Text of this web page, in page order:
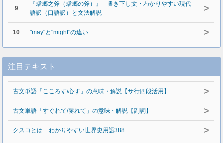
9
『蟷螂之斧（蟷螂の斧）』 書き下し文・わかりやすい現代
語訳（口語訳）と文法解説
>
10 "may"と"might"の違い >
注目テキスト
古文単語「こころす/心す」の意味・解説【サ行四段活用】 >
古文単語「すぐれて/勝れて」の意味・解説【副詞】 >
クスコとは わかりやすい世界史用語388 >